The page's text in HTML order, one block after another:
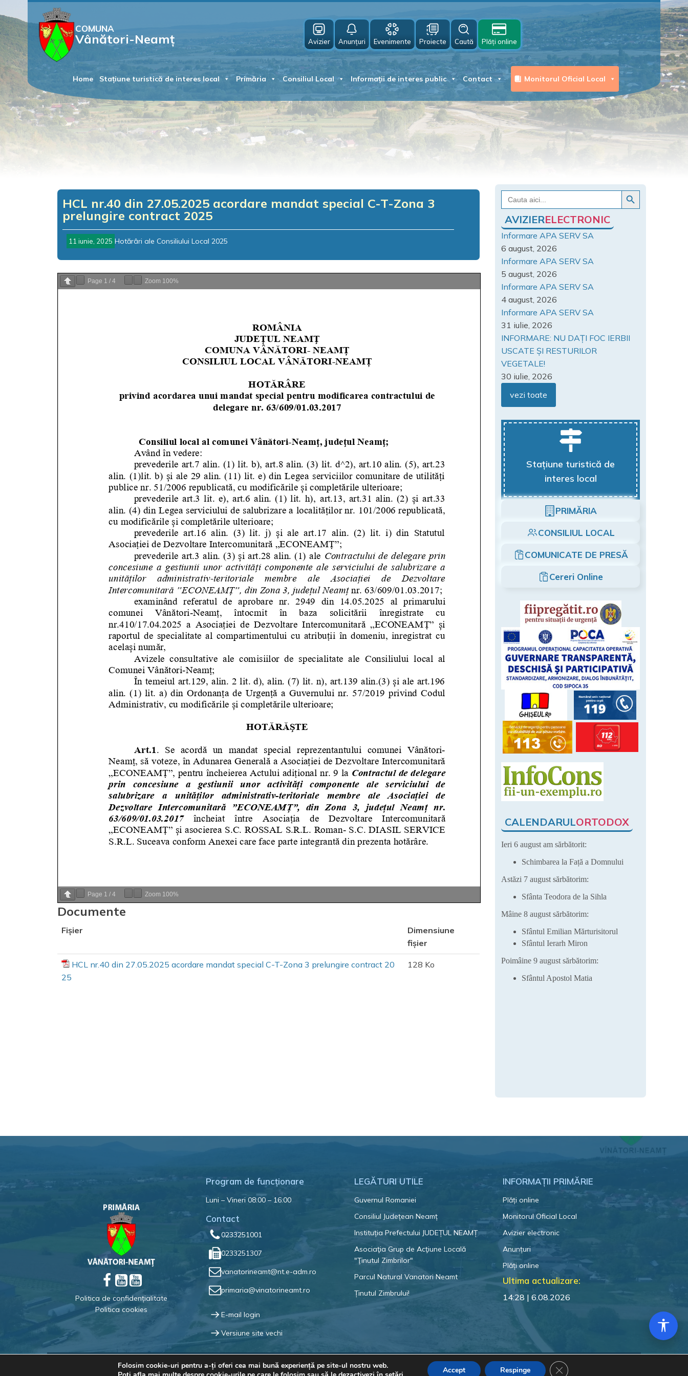
COMUNA
Vânători-Neamț Avizier Anunțuri Evenimente Proiecte Caută Plăți online
Home Stațiune turistică de interes local Primăria Consiliul Local Informații de interes public Contact Monitorul Oficial Local
HCL nr.40 din 27.05.2025 acordare mandat special C-T-Zona 3
prelungire contract 2025
11 iunie, 2025 Hotărâri ale Consiliului Local 2025
Page 1 / 4 Zoom 100%
Page 1 / 4 Zoom 100%
Documente
Fișier
Dimensiune
fișier
HCL nr.40 din 27.05.2025 acordare mandat special C-T-Zona 3 prelungire contract 20
25
128 Ko
Search
for:
Search Button
AVIZIERELECTRONIC
Informare APA SERV SA
6 august, 2026
Informare APA SERV SA
5 august, 2026
Informare APA SERV SA
4 august, 2026
Informare APA SERV SA
31 iulie, 2026
INFORMARE: NU DAȚI FOC IERBII
USCATE ȘI RESTURILOR
VEGETALE!
30 iulie, 2026
vezi toate
Stațiune turistică de
interes local
PRIMĂRIA
CONSILIUL LOCAL
COMUNICATE DE PRESĂ
Cereri Online
CALENDARULORTODOX
Politica de confidențialitate
Politica cookies
Program de funcționare
Luni – Vineri 08:00 – 16:00
Contact
0233251001
0233251307
vanatorineamt@nt.e-adm.ro
primaria@vinatorineamt.ro
E-mail login
Versiune site vechi
LEGĂTURI UTILE
Guvernul Romaniei
Consiliul Județean Neamț
Instituția Prefectului JUDEȚUL NEAMȚ
Asociaţia Grup de Acţiune Locală
"Ţinutul Zimbrilor"
Parcul Natural Vanatori Neamt
Ținutul Zimbrului!
INFORMAȚII PRIMĂRIE
Plăți online
Monitorul Oficial Local
Avizier electronic
Anunțuri
Plăți online
Ultima actualizare:
14:28 | 6.08.2026
© 2023 Primăria Comunei Vânători-Neamț
Folosim cookie-uri pentru a-ți oferi cea mai bună experiență pe site-ul nostru web.
Accept Respinge Close GDPR Cookie Banner